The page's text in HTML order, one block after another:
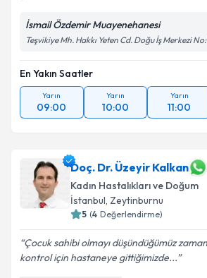
Takvim Talebini
İsmail Özdemir Muayenehanesi
Teşvikiye Mh. Hakkı Yeten Cd. Doğu İş Merkezi
En Yakın Saatler
Yarın
09:00
Yarın
10:00
Yarın
11:00
Doç. Dr. Üzeyir Kalkan
Kadın Hastalıkları ve Doğum
İstanbul, Zeytinburnu
5 (4 Değerlendirme)
Çocuk sahibi olmayı düşündüğümüz
kontrol için hastaneye gittiğimizde...